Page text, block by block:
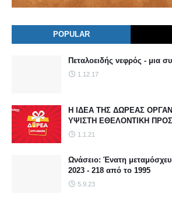
POPULAR
Πεταλοειδής νεφρός - μια
1.12.17
Η ΙΔΕΑ ΤΗΣ ΔΩΡΕΑΣ
ΥΨΙΣΤΗ ΕΘΕΛΟΝΤΙΚΗ
1.1.21
Ωνάσειο: Ένατη
2023 - 218 από το 1995
5.9.23